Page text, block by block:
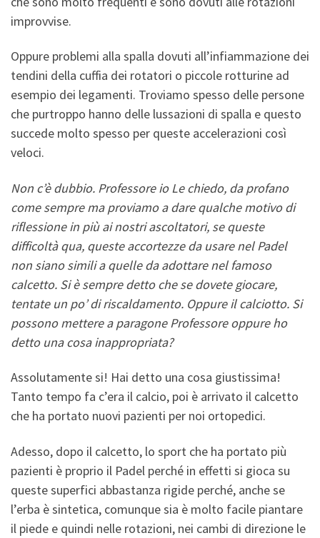
improvvise.
Oppure problemi alla spalla dovuti all’infiammazione dei
tendini della cuffia dei rotatori o piccole rotturine ad
esempio dei legamenti. Troviamo spesso delle persone
che purtroppo hanno delle lussazioni di spalla e questo
succede molto spesso per queste accelerazioni così
veloci.
Non c’è dubbio. Professore io Le chiedo, da profano
come sempre ma proviamo a dare qualche motivo di
riflessione in più ai nostri ascoltatori, se queste
difficoltà qua, queste accortezze da usare nel Padel
non siano simili a quelle da adottare nel famoso
calcetto. Si è sempre detto che se dovete giocare,
tentate un po’ di riscaldamento. Oppure il calciotto. Si
possono mettere a paragone Professore oppure ho
detto una cosa inappropriata?
Assolutamente si! Hai detto una cosa giustissima!
Tanto tempo fa c’era il calcio, poi è arrivato il calcetto
che ha portato nuovi pazienti per noi ortopedici.
Adesso, dopo il calcetto, lo sport che ha portato più
pazienti è proprio il Padel perché in effetti si gioca su
queste superfici abbastanza rigide perché, anche se
l’erba è sintetica, comunque sia è molto facile piantare
il piede e quindi nelle rotazioni, nei cambi di direzione le